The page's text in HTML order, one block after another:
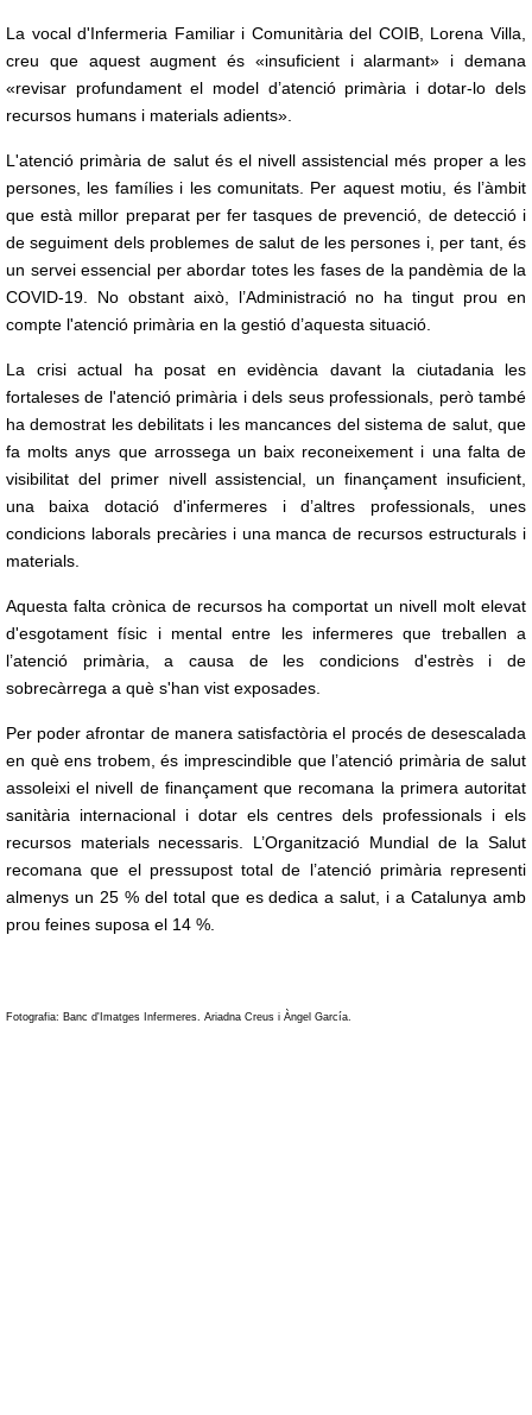
La vocal d'Infermeria Familiar i Comunitària del COIB, Lorena Villa,
creu que aquest augment és «insuficient i alarmant» i demana
«revisar profundament el model d’atenció primària i dotar-lo dels
recursos humans i materials adients».
L'atenció primària de salut és el nivell assistencial més proper a les
persones, les famílies i les comunitats. Per aquest motiu, és l’àmbit
que està millor preparat per fer tasques de prevenció, de detecció i
de seguiment dels problemes de salut de les persones i, per tant, és
un servei essencial per abordar totes les fases de la pandèmia de la
COVID-19. No obstant això, l’Administració no ha tingut prou en
compte l'atenció primària en la gestió d’aquesta situació.
La crisi actual ha posat en evidència davant la ciutadania les
fortaleses de l'atenció primària i dels seus professionals, però també
ha demostrat les debilitats i les mancances del sistema de salut, que
fa molts anys que arrossega un baix reconeixement i una falta de
visibilitat del primer nivell assistencial, un finançament insuficient,
una baixa dotació d'infermeres i d’altres professionals, unes
condicions laborals precàries i una manca de recursos estructurals i
materials.
Aquesta falta crònica de recursos ha comportat un nivell molt elevat
d'esgotament físic i mental entre les infermeres que treballen a
l’atenció primària, a causa de les condicions d'estrès i de
sobrecàrrega a què s'han vist exposades.
Per poder afrontar de manera satisfactòria el procés de desescalada
en què ens trobem, és imprescindible que l’atenció primària de salut
assoleixi el nivell de finançament que recomana la primera autoritat
sanitària internacional i dotar els centres dels professionals i els
recursos materials necessaris. L’Organització Mundial de la Salut
recomana que el pressupost total de l’atenció primària representi
almenys un 25 % del total que es dedica a salut, i a Catalunya amb
prou feines suposa el 14 %.
Fotografia: Banc d'Imatges Infermeres. Ariadna Creus i Àngel García.